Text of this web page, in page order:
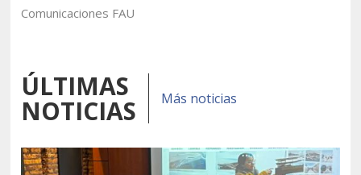
Comunicaciones FAU
ÚLTIMAS
NOTICIAS Más noticias